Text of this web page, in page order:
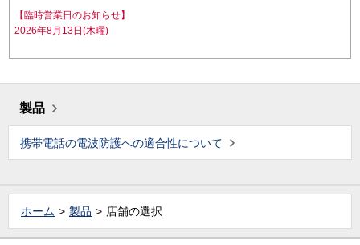
【臨時営業日のお知らせ】
2026年8月13日(木曜)
製品
携帯電話の電波防護への適合性について
ホーム 製品 店舗の選択